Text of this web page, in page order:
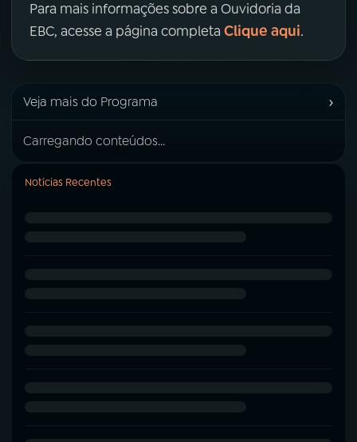
Para mais informações sobre a Ouvidoria da
EBC, acesse a página completa Clique aqui.
Veja mais do Programa ›
Carregando conteúdos...
Notícias Recentes